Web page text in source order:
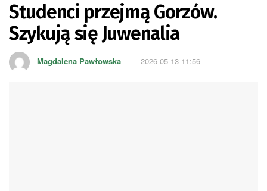
Studenci przejmą Gorzów.
Szykują się Juwenalia
Magdalena Pawłowska 2026-05-13 11:56